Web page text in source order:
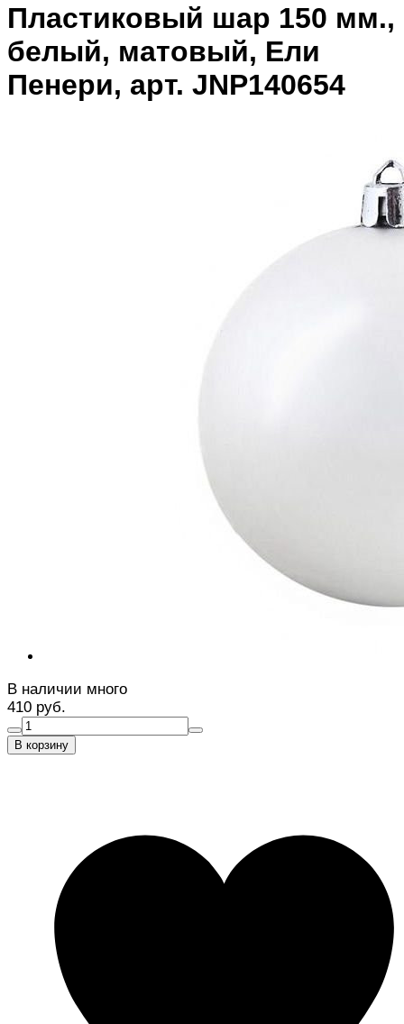
Пластиковый шар 150 мм.,
белый, матовый, Ели
Пенери, арт. JNP140654
В наличии много
410 руб.
В корзину